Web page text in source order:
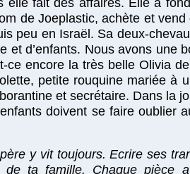
de Joeplastic, achète et
peu en Israël. Sa deux-
et d’enfants. Nous avons une
ce encore la très belle Olivia
petite rouquine mariée à
et secrétaire. Dans la
doivent se faire oublier
y vit toujours. Ecrire ses
de ta famille. Chaque pièce